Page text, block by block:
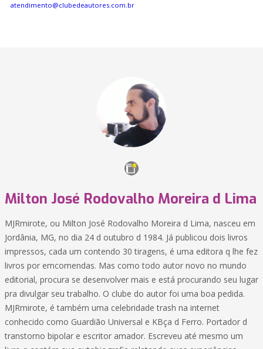
atendimento@clubedeautores.com.br
Milton José Rodovalho Moreira d Lima
MJRmirote, ou Milton José Rodovalho Moreira d Lima, nasceu em
Jordânia, MG, no dia 24 d outubro d 1984. Já publicou dois livros
impressos, cada um contendo 30 tiragens, é uma editora q lhe fez
livros por emcomendas. Mas como todo autor novo no mundo
editorial, procura se desenvolver mais e está procurando seu lugar
pra divulgar seu trabalho. O clube do autor foi uma boa pedida.
MJRmirote, é também uma celebridade trash na internet
conhecido como Guardião Universal e KBça d Ferro. Portador d
transtorno bipolar e escritor amador. Escreveu até mesmo um